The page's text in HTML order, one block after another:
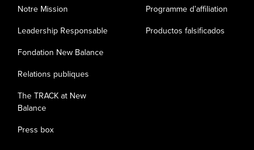
Notre Mission
Leadership Responsable
Fondation New Balance
Relations publiques
The TRACK at New
Balance
Press box
Programme d’affiliation
Productos falsificados